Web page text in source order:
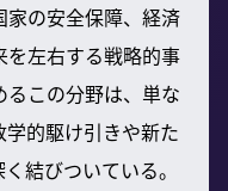
家の安全保障、経済
左右する戦略的事
この分野は、単な
的駆け引きや新た
結びついている。